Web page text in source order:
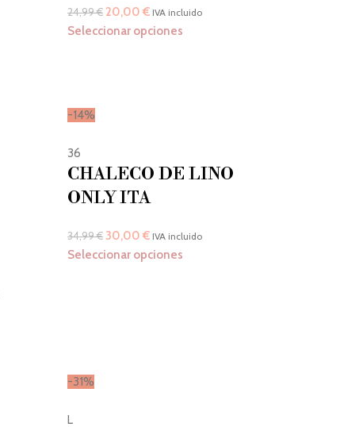
24,99€ 20,00€ IVA incluido
Seleccionar opciones
-14%
36
CHALECO DE LINO
ONLY ITA
34,99€ 30,00€ IVA incluido
Seleccionar opciones
-31%
L